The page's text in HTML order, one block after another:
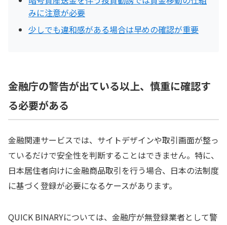
みに注意が必要
少しでも違和感がある場合は早めの確認が重要
金融庁の警告が出ている以上、慎重に確認す
る必要がある
金融関連サービスでは、サイトデザインや取引画面が整っ
ているだけで安全性を判断することはできません。特に、
日本居住者向けに金融商品取引を行う場合、日本の法制度
に基づく登録が必要になるケースがあります。
QUICK BINARYについては、金融庁が無登録業者として警